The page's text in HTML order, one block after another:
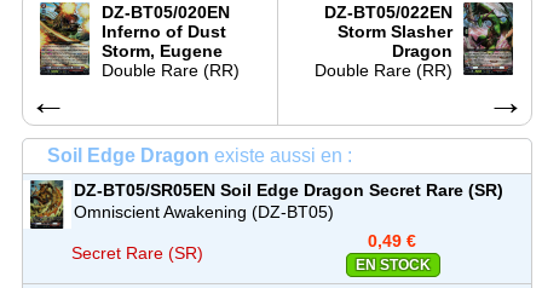
DZ-BT05/020EN
Inferno of Dust
Storm, Eugene
Double Rare (RR)
←
DZ-BT05/022EN
Storm Slasher
Dragon
Double Rare (RR)
→
Soil Edge Dragon existe aussi en :
DZ-BT05/SR05EN Soil Edge Dragon Secret Rare (SR)
Omniscient Awakening (DZ-BT05)
Secret Rare (SR)
0,49 €
EN STOCK